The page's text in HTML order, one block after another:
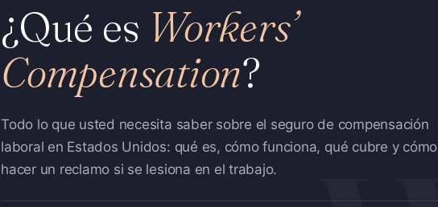
¿Qué es Workers’
Compensation?
Todo lo que usted necesita saber sobre el seguro de compensación
laboral en Estados Unidos: qué es, cómo funciona, qué cubre y cómo
hacer un reclamo si se lesiona en el trabajo.